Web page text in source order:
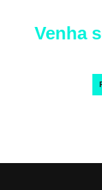
Venha